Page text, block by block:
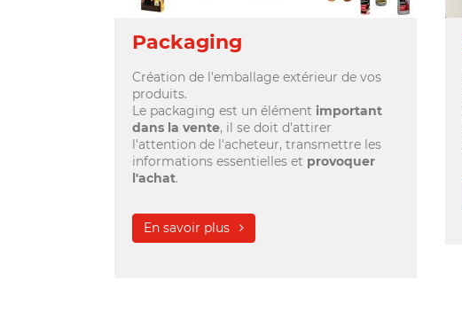
Packaging
Création de l'emballage extérieur de vos
produits.
Le packaging est un élément important
dans la vente, il se doit d'attirer
l'attention de l'acheteur, transmettre les
informations essentielles et provoquer
l'achat.
En savoir plus